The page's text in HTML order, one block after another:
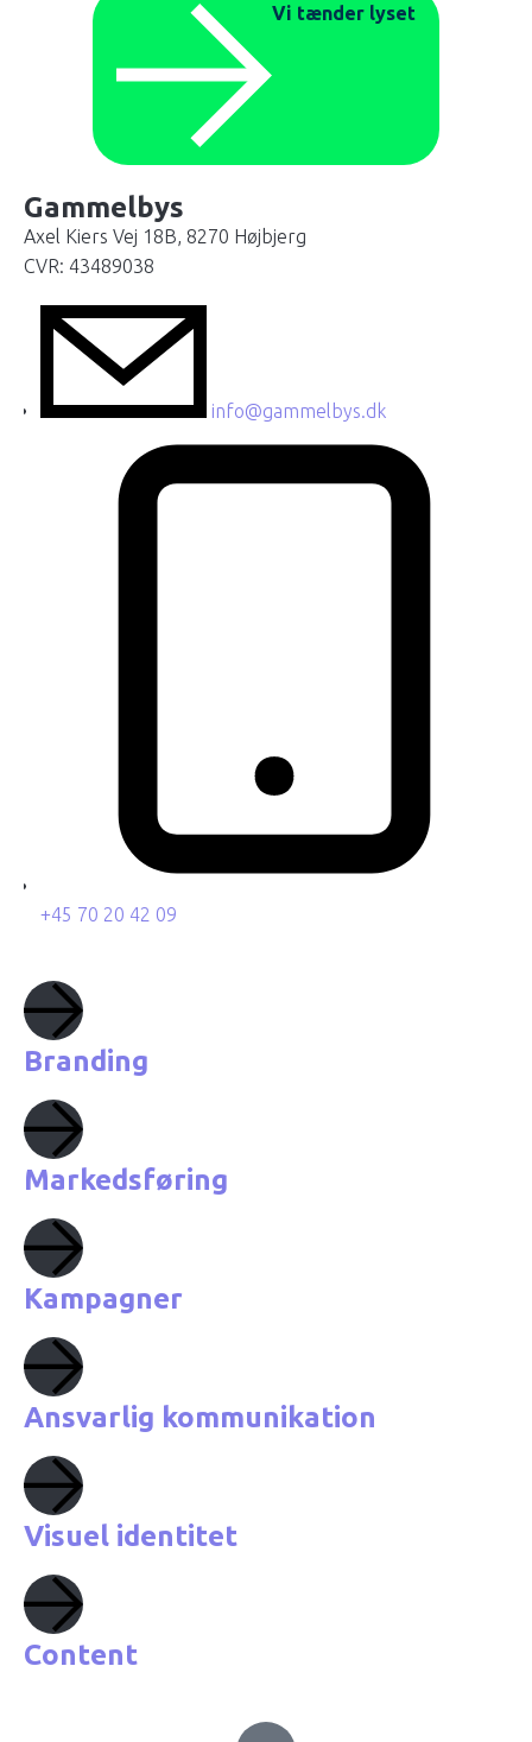
Vi tænder lyset
Gammelbys
Axel Kiers Vej 18B, 8270 Højbjerg
CVR: 43489038
info@gammelbys.dk
+45 70 20 42 09
Branding
Markedsføring
Kampagner
Ansvarlig kommunikation
Visuel identitet
Content